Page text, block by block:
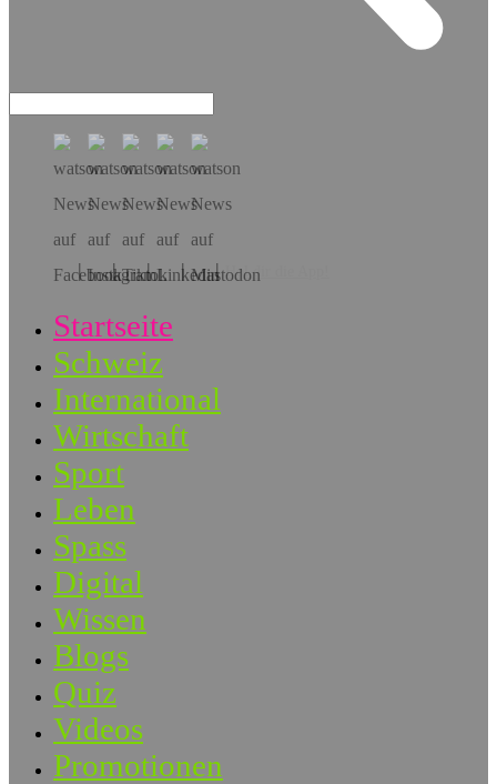
Hol dir die App!
Startseite
Schweiz
International
Wirtschaft
Sport
Leben
Spass
Digital
Wissen
Blogs
Quiz
Videos
Promotionen